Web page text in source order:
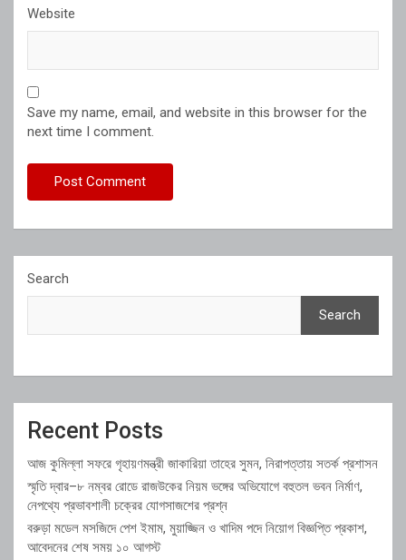
Website
Save my name, email, and website in this browser for the
next time I comment.
Search
Search
Recent Posts
আজ কুমিল্লা সফরে গৃহায়ণমন্ত্রী জাকারিয়া তাহের সুমন, নিরাপত্তায় সতর্ক প্রশাসন
স্মৃতি দ্বার–৮ নম্বর রোডে রাজউকের নিয়ম ভঙ্গের অভিযোগে বহুতল ভবন নির্মাণ,
নেপথ্যে প্রভাবশালী চক্রের যোগসাজশের প্রশ্ন
বরুড়া মডেল মসজিদে পেশ ইমাম, মুয়াজ্জিন ও খাদিম পদে নিয়োগ বিজ্ঞপ্তি প্রকাশ,
আবেদনের শেষ সময় ১০ আগস্ট